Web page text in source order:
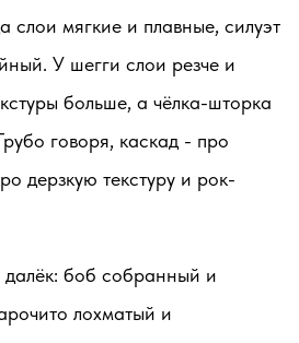
слои мягкие и плавные, силуэт
У шегги слои резче и
больше, а чёлка-шторка
говоря, каскад - про
дерзкую текстуру и рок-
далёк: боб собранный и
лохматый и